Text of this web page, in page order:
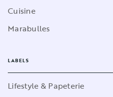
Cuisine
Marabulles
LABELS
Lifestyle & Papeterie